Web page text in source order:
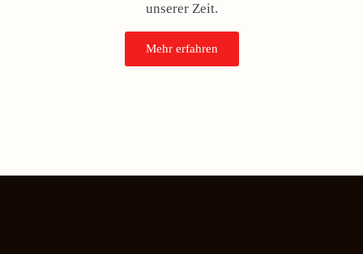
unserer Zeit.
Mehr erfahren